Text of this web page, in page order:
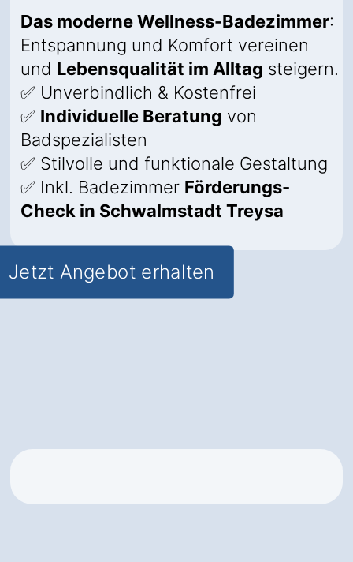
Das moderne Wellness-Badezimmer:
Entspannung und Komfort vereinen
und Lebensqualität im Alltag steigern.
✅ Unverbindlich & Kostenfrei
✅ Individuelle Beratung von
Badspezialisten
✅ Stilvolle und funktionale Gestaltung
✅ Inkl. Badezimmer Förderungs-
Check in Schwalmstadt Treysa
Jetzt Angebot erhalten